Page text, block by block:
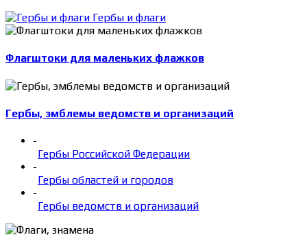
Гербы и флаги
Флагштоки для маленьких флажков
Гербы, эмблемы ведомств и организаций
-
Гербы Российской Федерации
-
Гербы областей и городов
-
Гербы ведомств и организаций